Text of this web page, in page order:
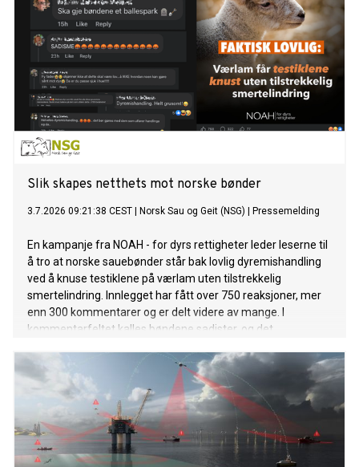
Slik skapes netthets mot norske bønder
3.7.2026 09:21:38 CEST Norsk Sau og Geit (NSG) Pressemelding
En kampanje fra NOAH - for dyrs rettigheter leder leserne til
å tro at norske sauebønder står bak lovlig dyremishandling
ved å knuse testiklene på værlam uten tilstrekkelig
smertelindring. Innlegget har fått over 750 reaksjoner, mer
enn 300 kommentarer og er delt videre av mange. I
kommentarfeltet kalles bøndene sadister, og det
denne våren prøvd å forstå netthets og sinne. Her ser vi
hvordan det skapes.